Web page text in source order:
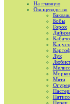
На главную
Овощеводство
Бобы
Горох
Дайкон
Лук
Мята
Огурец
Перец